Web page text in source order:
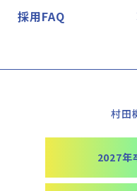
採用FAQ
村田
2027年